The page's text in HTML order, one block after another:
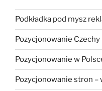
Podkładka pod mysz
Pozycjonowanie Czechy
Pozycjonowanie w
Pozycjonowanie stron –